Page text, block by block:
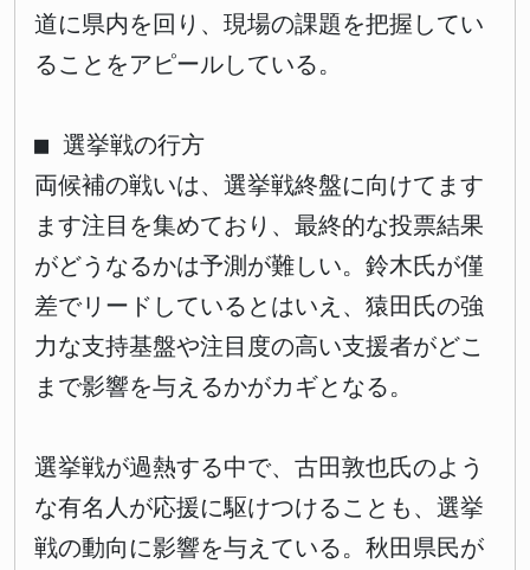
道に県内を回り、現場の課題を把握してい
ることをアピールしている。
■ 選挙戦の行方
両候補の戦いは、選挙戦終盤に向けてます
ます注目を集めており、最終的な投票結果
がどうなるかは予測が難しい。鈴木氏が僅
差でリードしているとはいえ、猿田氏の強
力な支持基盤や注目度の高い支援者がどこ
まで影響を与えるかがカギとなる。
選挙戦が過熱する中で、古田敦也氏のよう
な有名人が応援に駆けつけることも、選挙
戦の動向に影響を与えている。秋田県民が